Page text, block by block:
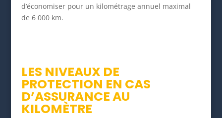
d’économiser pour un kilométrage annuel maximal
de 6 000 km.
LES NIVEAUX DE
PROTECTION EN CAS
D’ASSURANCE AU
KILOMÈTRE